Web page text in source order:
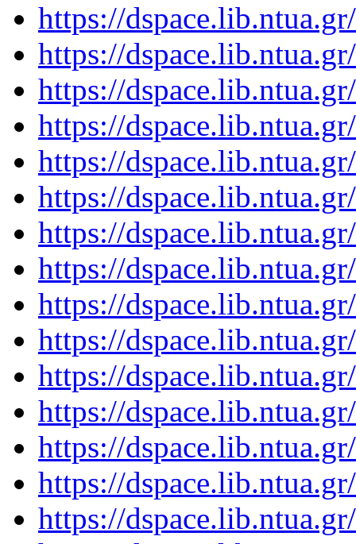
https://
https://
https://
https://
https://
https://
https://
https://
https://
https://
https://
https://
https://
https://
https://